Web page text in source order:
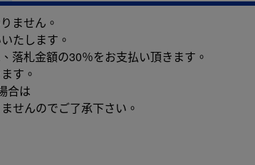
ません。
たします。
落札金額の30％をお支払い頂きます。
す。
合は
せんのでご了承下さい。